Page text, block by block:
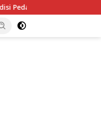
Anggraini, S.I.K.